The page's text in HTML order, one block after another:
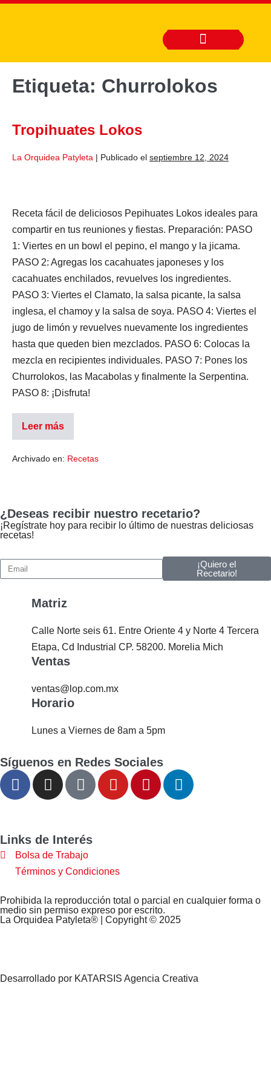
Etiqueta: Churrolokos
Tropihuates Lokos
La Orquidea Patyleta | Publicado el septiembre 12, 2024
Receta fácil de deliciosos Pepihuates Lokos ideales para
compartir en tus reuniones y fiestas. Preparación: PASO
1: Viertes en un bowl el pepino, el mango y la jicama.
PASO 2: Agregas los cacahuates japoneses y los
cacahuates enchilados, revuelves los ingredientes.
PASO 3: Viertes el Clamato, la salsa picante, la salsa
inglesa, el chamoy y la salsa de soya. PASO 4: Viertes el
jugo de limón y revuelves nuevamente los ingredientes
hasta que queden bien mezclados. PASO 6: Colocas la
mezcla en recipientes individuales. PASO 7: Pones los
Churrolokos, las Macabolas y finalmente la Serpentina.
PASO 8: ¡Disfruta!
Leer más
Archivado en: Recetas
¿Deseas recibir nuestro recetario?
¡Regístrate hoy para recibir lo último de nuestras deliciosas
recetas!
¡Quiero el
Recetario!
Matriz
Calle Norte seis 61. Entre Oriente 4 y Norte 4 Tercera
Etapa, Cd Industrial CP. 58200. Morelia Mich
Ventas
ventas@lop.com.mx
Horario
Lunes a Viernes de 8am a 5pm
Síguenos en Redes Sociales
Links de Interés
Bolsa de Trabajo
Términos y Condiciones
Prohibida la reproducción total o parcial en cualquier forma o
medio sin permiso expreso por escrito.
La Orquidea Patyleta® | Copyright © 2025
Desarrollado por KATARSIS Agencia Creativa